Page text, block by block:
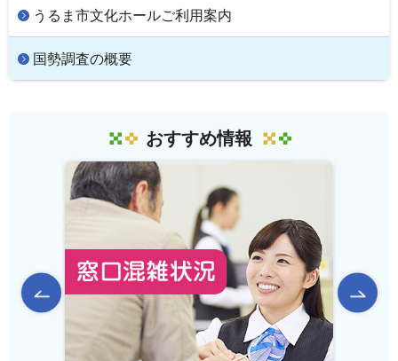
うるま市文化ホールご利用案内
国勢調査の概要
おすすめ情報
前のスライドを表示